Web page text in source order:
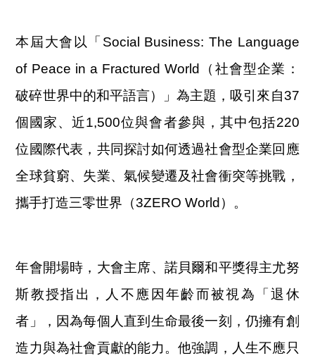
本屆大會以「Social Business: The Language
of Peace in a Fractured World（社會型企業：
破碎世界中的和平語言）」為主題，吸引來自37
個國家、近1,500位與會者參與，其中包括220
位國際代表，共同探討如何透過社會型企業回應
全球貧窮、失業、氣候變遷及社會衝突等挑戰，
攜手打造三零世界（3ZERO World）。
年會開場時，大會主席、諾貝爾和平獎得主尤努
斯教授指出，人不應因年齡而被視為「退休
者」，因為每個人直到生命最後一刻，仍擁有創
造力與為社會貢獻的能力。他強調，人生不應只